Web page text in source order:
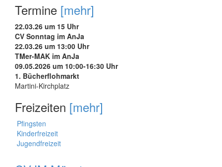
Termine [mehr]
22.03.26 um 15 Uhr
CV Sonntag im AnJa
22.03.26 um 13:00 Uhr
TMer-MAK im AnJa
09.05.2026 um 10:00-16:30 Uhr
1. Bücherflohmarkt
Martini-Kirchplatz
Freizeiten [mehr]
Pfingsten
Kinderfreizeit
Jugendfreizeit